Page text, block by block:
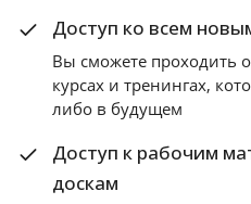
Доступ ко всем
Вы сможете проходить
курсах и тренингах,
либо в будущем
Доступ к рабочим
доскам